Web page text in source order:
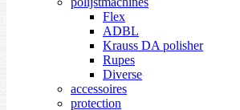
Flex
ADBL
Krauss DA polisher
Rupes
Diverse
accessoires
protection